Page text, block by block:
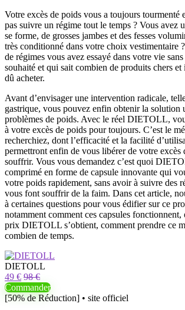
Votre excès de poids vous a toujours tourmenté
pas suivre un régime tout le temps ? Vous avez
se forme, de grosses jambes et des fesses
très conditionné dans votre choix vestimentaire
de régimes vous avez essayé dans votre vie
souhaité et qui sait combien de produits chers
dû acheter.
Avant d’envisager une intervention radicale,
gastrique, vous pouvez enfin obtenir la solution
problèmes de poids. Avec le réel DIETOLL,
à votre excès de poids pour toujours. C’est le
recherchiez, dont l’efficacité et la facilité
permettront enfin de vous libérer de votre excès
souffrir. Vous vous demandez c’est quoi
comprimé en forme de capsule innovante qui
votre poids rapidement, sans avoir à suivre des
vous font souffrir de la faim. Dans cet article,
à certaines questions pour vous édifier sur ce
notamment comment ces capsules fonctionnent,
prix DIETOLL s’obtient, comment prendre ce
combien de temps.
DIETOLL
49 € 98 €
Commander
[50% de Réduction] • site officiel